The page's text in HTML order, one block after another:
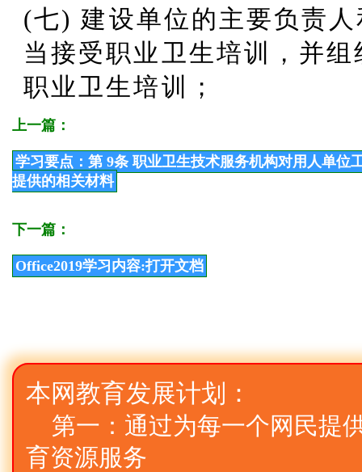
(七) 建设单位的主要负责
当接受职业卫生培训，并
职业卫生培训；
上一篇：
学习要点：第 9条 职业卫生技术服务机构对用人单位
提供的相关材料
下一篇：
Office2019学习内容:打开文档
本网教育发展计划：
第一：通过为每一个网民提
育资源服务